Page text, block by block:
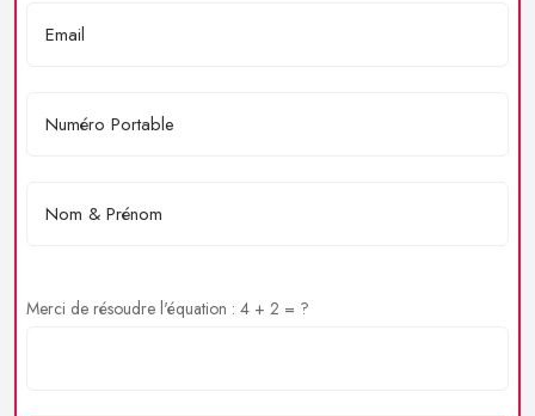
Merci de résoudre l'équation : 4 + 2 = ?